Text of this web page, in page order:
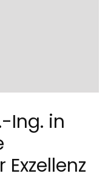
Ing. in